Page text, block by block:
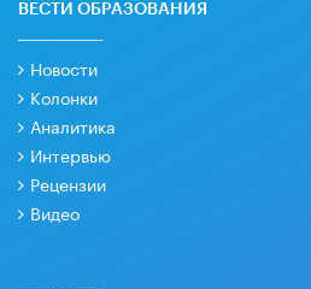
ВЕСТИ ОБРАЗОВАНИЯ
Новости
Колонки
Аналитика
Интервью
Рецензии
Видео